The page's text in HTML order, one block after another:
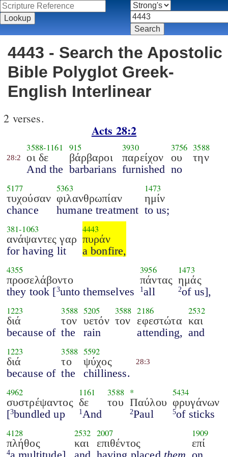
4443 - Search the Apostolic
Bible Polyglot Greek-
English Interlinear
2 verses.
Acts 28:2
28:2
3588-1161
οι δε
And the
915
βάρβαροι
barbarians
3930
παρείχον
furnished
3756
ου
no
3588
την
5177
τυχούσαν
chance
5363
φιλανθρωπίαν
humane treatment
1473
ημίν
to us;
381-1063
ανάψαντες γαρ
for having lit
4443
πυράν
a bonfire,
4355
προσελάβοντο
they took [3unto themselves
3956
πάντας
1 all
1473
ημάς
2of us],
1223
διά
because of
3588
τον
the
5205
υετόν
rain
3588
τον
2186
εφεστώτα
attending,
2532
και
and
1223
διά
because of
3588
το
the
5592
ψύχος
chilliness.
28:3
4962
συστρέψαντος
[3bundled up
1161
δε
1 And
3588
του
*
Παύλου
2Paul
5434
φρυγάνων
5of sticks
4128
πλήθος
4
2532
και
2007
επιθέντος
1909
επί